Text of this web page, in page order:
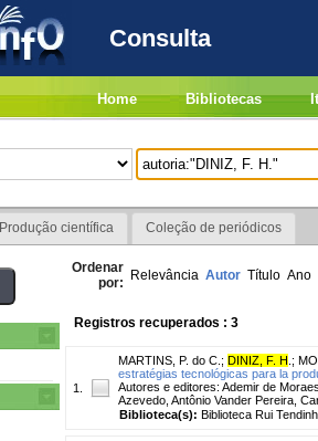
Consulta
Home Bibliotecas
Produção científica Coleção de periódicos
Ordenar
por: Relevância Autor Título Ano
Registros recuperados : 3
1.
MARTINS, P. do C. ; DINIZ, F. H ;
estratégias tecnológicas para la
Autores e editores: Ademir de
Azevedo, Antônio Vander Pereira,
Biblioteca(s): Biblioteca Rui